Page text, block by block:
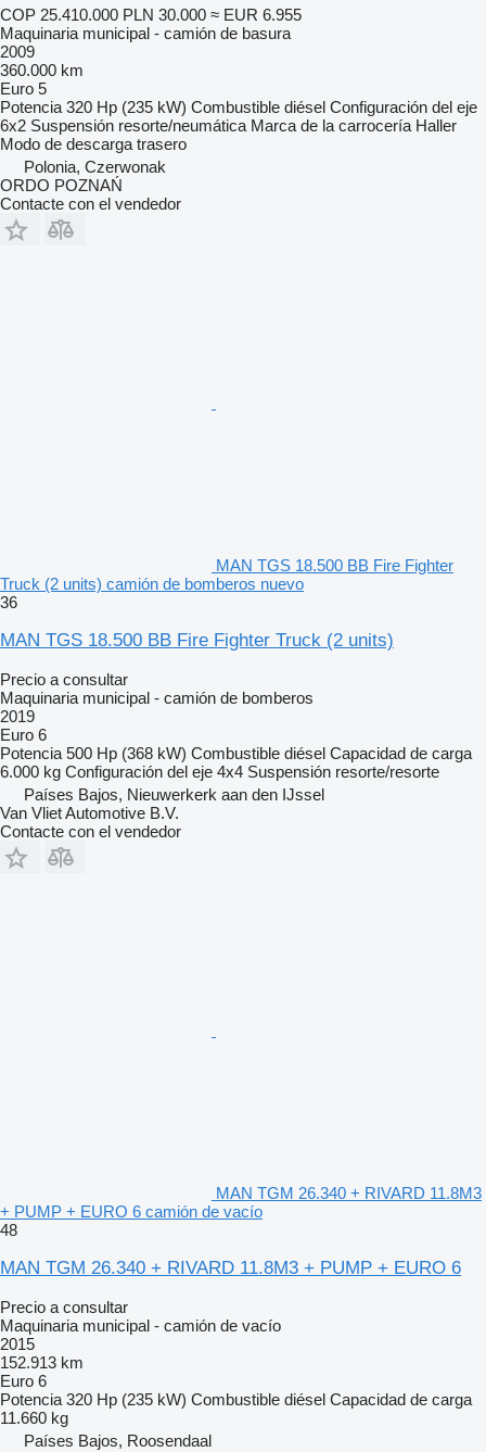
COP 25.410.000 PLN 30.000 ≈ EUR 6.955
Maquinaria municipal - camión de basura
2009
360.000 km
Euro 5
Potencia 320 Hp (235 kW) Combustible diésel Configuración del eje
6x2 Suspensión resorte/neumática Marca de la carrocería Haller
Modo de descarga trasero
Polonia, Czerwonak
ORDO POZNAŃ
Contacte con el vendedor
MAN TGS 18.500 BB Fire Fighter
Truck (2 units) camión de bomberos nuevo
36
MAN TGS 18.500 BB Fire Fighter Truck (2 units)
Precio a consultar
Maquinaria municipal - camión de bomberos
2019
Euro 6
Potencia 500 Hp (368 kW) Combustible diésel Capacidad de carga
6.000 kg Configuración del eje 4x4 Suspensión resorte/resorte
Países Bajos, Nieuwerkerk aan den IJssel
Van Vliet Automotive B.V.
Contacte con el vendedor
MAN TGM 26.340 + RIVARD 11.8M3
+ PUMP + EURO 6 camión de vacío
48
MAN TGM 26.340 + RIVARD 11.8M3 + PUMP + EURO 6
Precio a consultar
Maquinaria municipal - camión de vacío
2015
152.913 km
Euro 6
Potencia 320 Hp (235 kW) Combustible diésel Capacidad de carga
11.660 kg
Países Bajos, Roosendaal